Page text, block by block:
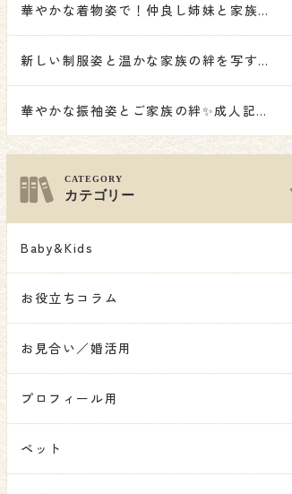
華やかな着物姿で！仲良し姉妹と家族で祝う七五三🎋👘🌟
新しい制服姿と温かな家族の絆を写す記念撮影🌸
華やかな振袖姿とご家族の絆✨成人記念撮影👘
カテゴリー
Baby&Kids
お役立ちコラム
お見合い／婚活用
プロフィール用
ペット